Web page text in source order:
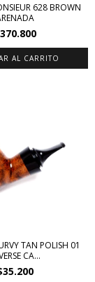
628 BROWN
TAN POLISH 01
CA...